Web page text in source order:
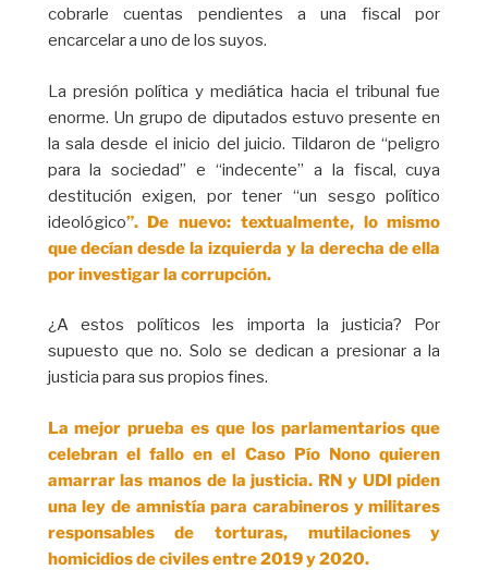
cobrarle cuentas pendientes a una fiscal por
encarcelar a uno de los suyos.
La presión política y mediática hacia el tribunal fue
enorme. Un grupo de diputados estuvo presente en
la sala desde el inicio del juicio. Tildaron de “peligro
para la sociedad” e “indecente” a la fiscal, cuya
destitución exigen, por tener “un sesgo político
ideológico”. De nuevo: textualmente, lo mismo
que decían desde la izquierda y la derecha de ella
por investigar la corrupción.
¿A estos políticos les importa la justicia? Por
supuesto que no. Solo se dedican a presionar a la
justicia para sus propios fines.
La mejor prueba es que los parlamentarios que
celebran el fallo en el Caso Pío Nono quieren
amarrar las manos de la justicia. RN y UDI piden
una ley de amnistía para carabineros y militares
responsables de torturas, mutilaciones y
homicidios de civiles entre 2019 y 2020.